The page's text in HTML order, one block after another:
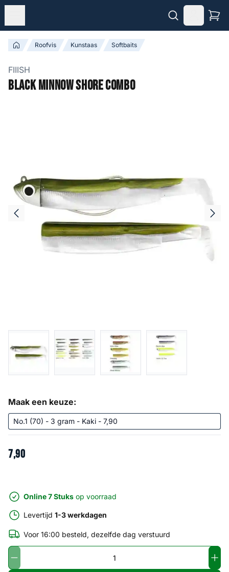
Roofvis Kunstaas Softbaits
FIIISH
Black Minnow Shore Combo
Maak een keuze:
7,90
Online 7 Stuks op voorraad
Levertijd 1-3 werkdagen
Voor 16:00 besteld, dezelfde dag verstuurd